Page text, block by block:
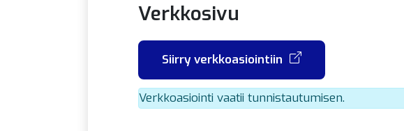
Verkkosivu
Siirry verkkoasiointiin
Verkkoasiointi vaatii tunnistautumisen.